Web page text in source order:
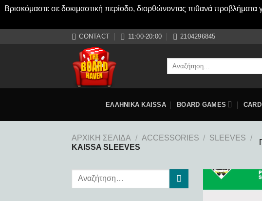
Βρισκόμαστε σε δοκιμαστική περίοδο, διορθώνοντας πιθανά προβλήματα
CONTACT 11:00-20:00 2104296845
Αναζήτηση
ΕΛΛΗΝΙΚΑ KAISSA BOARD GAMES
ΑΡΧΙΚΉ ΣΕΛΊΔΑ / ACCESSORIES / SLEEVES /
KAISSA SLEEVES